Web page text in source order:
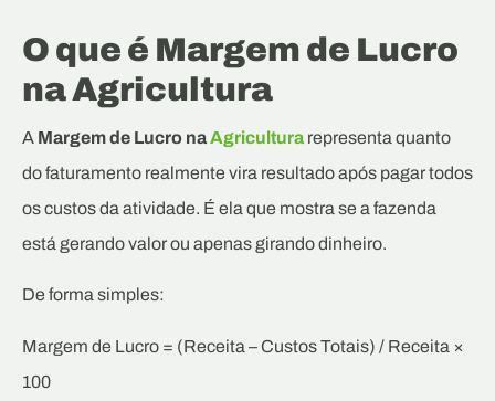
O que é Margem de Lucro
na Agricultura
A Margem de Lucro naAgricultura representa quanto
do faturamento realmente vira resultado após pagar todos
os custos da atividade. É ela que mostra se a fazenda
está gerando valor ou apenas girando dinheiro.
De forma simples:
Margem de Lucro = (Receita – Custos Totais) / Receita ×
100